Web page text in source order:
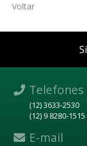
Voltar
Telefones
(12) 3633-2530
(12) 9 8280-1515
E-mail